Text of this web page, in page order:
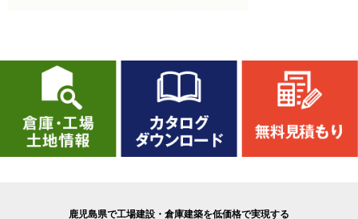
鹿児島県で工場建設・倉庫建築を低価格で実現する